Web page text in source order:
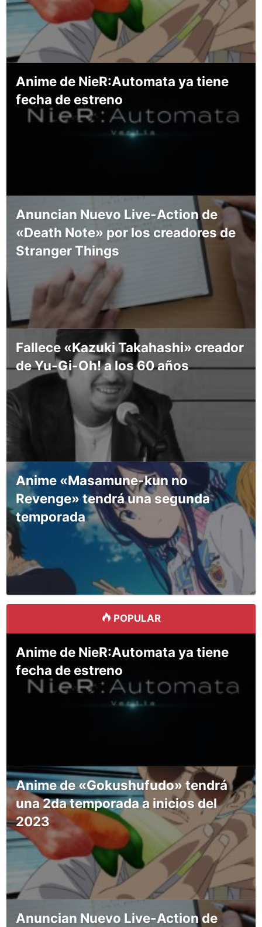
Anime de NieR:Automata ya tiene
fecha de estreno
Anuncian Nuevo Live-Action de
«Death Note» por los creadores de
Stranger Things
Fallece «Kazuki Takahashi» creador
de Yu-Gi-Oh! a los 60 años
Anime «Masamune-kun no
Revenge» tendrá una segunda
temporada
POPULAR
Anime de NieR:Automata ya tiene
fecha de estreno
Anime de «Gokushufudo» tendrá
una 2da temporada a inicios del
2023
Anuncian Nuevo Live-Action de